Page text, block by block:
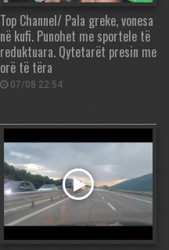
Top Channel/ Pala greke, vonesa
në kufi. Punohet me sportele të
reduktuara. Qytetarët presin me
orë të tëra
07/08 22:54